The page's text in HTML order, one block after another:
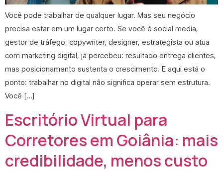
Você pode trabalhar de qualquer lugar. Mas seu negócio
precisa estar em um lugar certo. Se você é social media,
gestor de tráfego, copywriter, designer, estrategista ou atua
com marketing digital, já percebeu: resultado entrega clientes,
mas posicionamento sustenta o crescimento. E aqui está o
ponto: trabalhar no digital não significa operar sem estrutura.
Você […]
Escritório Virtual para
Corretores em Goiânia: mais
credibilidade, menos custo